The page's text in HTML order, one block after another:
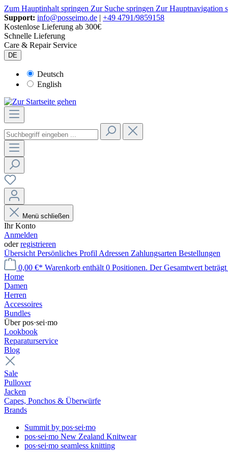
Zum Hauptinhalt springen Zur Suche springen Zur Hauptnavigation
Support: info@posseimo.de | +49 4791/9859158
Kostenlose Lieferung ab 300€
Schnelle Lieferung
Care & Repair Service
DE
Deutsch
English
Menü schließen
Ihr Konto
Anmelden
oderregistrieren
Übersicht Persönliches Profil Adressen Zahlungsarten Bestellungen
0,00 €* Warenkorb enthält 0 Positionen. Der Gesamtwert
Home
Damen
Herren
Accessoires
Bundles
Über pos·sei·mo
Lookbook
Reparaturservice
Blog
Sale
Pullover
Jacken
Capes, Ponchos & Überwürfe
Brands
Summit by pos∙sei∙mo
pos∙sei∙mo New Zealand Knitwear
pos∙sei∙mo seamless knitting